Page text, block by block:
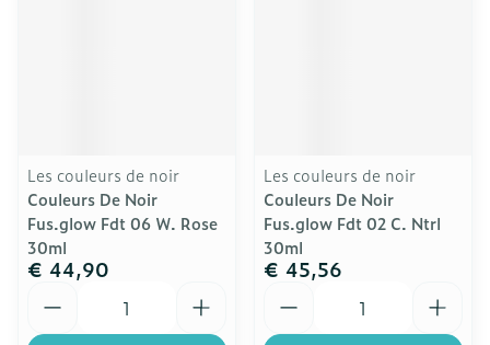
Les couleurs de noir
Couleurs De Noir
Fus.glow Fdt 06 W. Rose
30ml
€ 44,90
Les couleurs de noir
Couleurs De Noir
Fus.glow Fdt 02 C. Ntrl
30ml
€ 45,56